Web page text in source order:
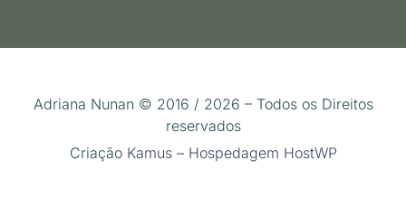
Adriana Nunan © 2016 / 2026 – Todos os Direitos
reservados
Criação Kamus– Hospedagem HostWP